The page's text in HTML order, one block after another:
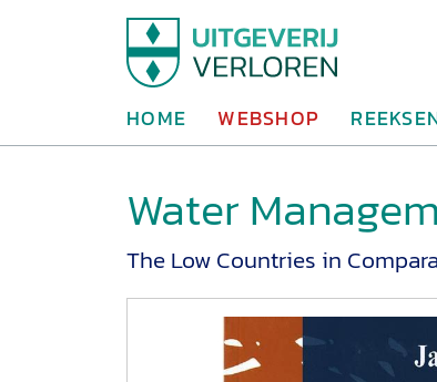
HOME WEBSHOP
Water
The Low Countries in